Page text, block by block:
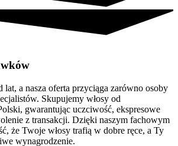
lat, a nasza oferta przyciąga zarówno osoby
Skupujemy włosy od
gwarantując uczciwość, ekspresowe
z transakcji. Dzięki naszym fachowym
że Twoje włosy trafią w dobre ręce, a Ty
wynagrodzenie.